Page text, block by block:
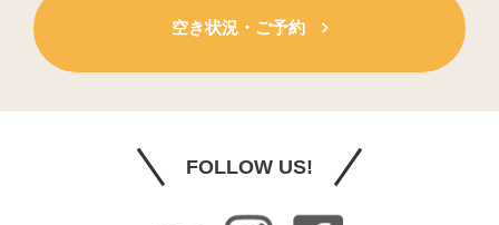
空き状況・ご予約
FOLLOW US!